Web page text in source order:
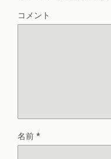
コメント
名前 *